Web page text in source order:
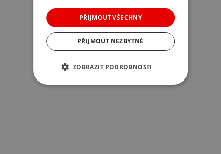
PŘIJMOUT VŠECHNY
PŘIJMOUT NEZBYTNÉ
ZOBRAZIT PODROBNOSTI